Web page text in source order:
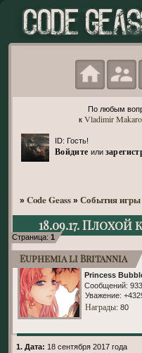
По любым
к Vladimir
ID: Гость!
Войдите или
» Code Geass » События игры
18.09.17.
Страница: 1
Euphemia li Britannia
Princess
Сообщений:
Уважение:
Награды: 80
1. Дата: 18 сентября 2017 года